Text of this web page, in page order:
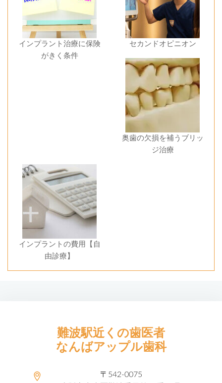
インプラント治療に保険
がきく条件
セカンドオピニオン
奥歯の欠損を補うブリッ
ジ治療
インプラントの費用【自
由診療】
難波駅近くの歯医者
なんばアップル歯科
〒542-0075